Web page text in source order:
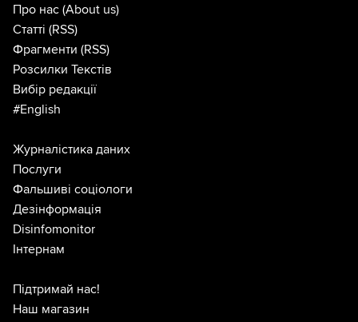
Про нас (About us)
Статті (RSS)
Фрагменти (RSS)
Розсилки Текстів
Вибір редакції
#English
Журналістика даних
Послуги
Фальшиві соціологи
Дезінформація
Disinfomonitor
Інтернам
Підтримай нас!
Наш магазин